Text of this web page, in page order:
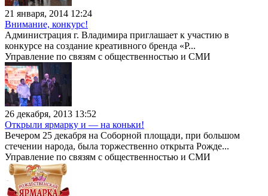
21 января, 2014 12:24
Внимание, конкурс!
Администрация г. Владимира приглашает к участию в
конкурсе на создание креативного бренда «Р...
Управление по связям с общественностью и СМИ
26 декабря, 2013 13:52
Открыли ярмарку и — на коньки!
Вечером 25 декабря на Соборной площади, при большом
стечении народа, была торжественно открыта Рожде...
Управление по связям с общественностью и СМИ